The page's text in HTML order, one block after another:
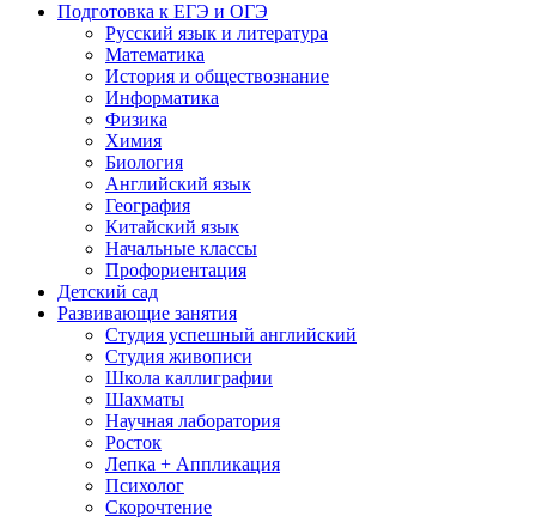
Подготовка к ЕГЭ и ОГЭ
Русский язык и литература
Математика
История и обществознание
Информатика
Физика
Химия
Биология
Английский язык
География
Китайский язык
Начальные классы
Профориентация
Детский сад
Развивающие занятия
Студия успешный английский
Студия живописи
Школа каллиграфии
Шахматы
Научная лаборатория
Росток
Лепка + Аппликация
Психолог
Скорочтение